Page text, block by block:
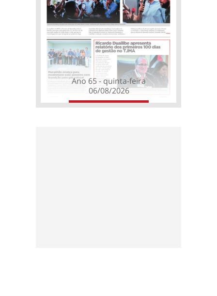
Ano 65 - quinta-feira
06/08/2026